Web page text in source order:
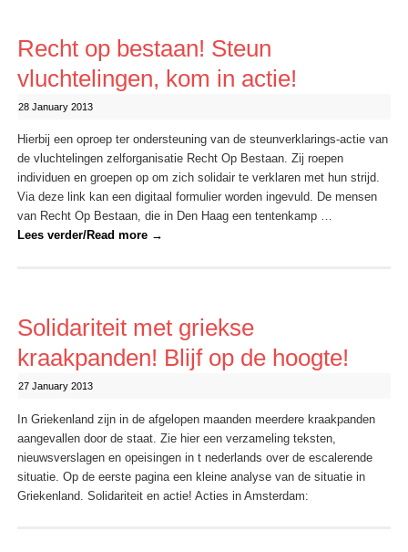
Recht op bestaan! Steun
vluchtelingen, kom in actie!
28 January 2013
Hierbij een oproep ter ondersteuning van de steunverklarings-actie van
de vluchtelingen zelforganisatie Recht Op Bestaan. Zij roepen
individuen en groepen op om zich solidair te verklaren met hun strijd.
Via deze link kan een digitaal formulier worden ingevuld. De mensen
van Recht Op Bestaan, die in Den Haag een tentenkamp …
Lees verder/Read more →
Solidariteit met griekse
kraakpanden! Blijf op de hoogte!
27 January 2013
In Griekenland zijn in de afgelopen maanden meerdere kraakpanden
aangevallen door de staat. Zie hier een verzameling teksten,
nieuwsverslagen en opeisingen in t nederlands over de escalerende
situatie. Op de eerste pagina een kleine analyse van de situatie in
Griekenland. Solidariteit en actie! Acties in Amsterdam: